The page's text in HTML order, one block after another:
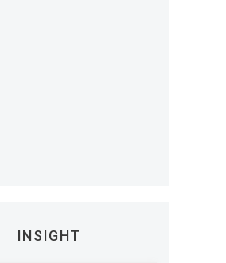
INSIGHT